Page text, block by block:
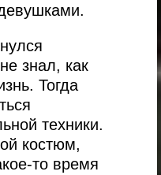
знал, как
Тогда
техники.
костюм,
то время